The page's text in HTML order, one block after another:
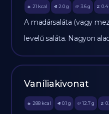
🔥 21 kcal 🥩 2.0 g 🥔 3.6g 🫒 0.4
A madársaláta (vagy
levelű saláta. Nagyon
Vaníliakivonat
🔥 288 kcal 🥩 0.1 g 🥔 12.7g 🫒